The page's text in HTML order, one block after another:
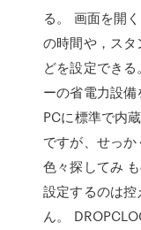
る。 画面を開
の時間や，ス
どを設定でき
ーの省電力設備
PCに標準で内
ですが、せっか
色々探してみ
設定するのは
ん。